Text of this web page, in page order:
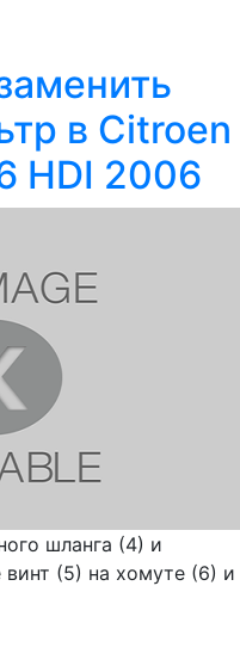
в Citroen
HDI 2006
шланга (4) и
винт (5) на хомуте (6) и